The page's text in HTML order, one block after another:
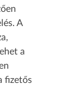
A
a
fizetős